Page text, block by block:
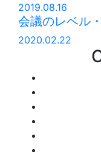
2019.08.16
会議のレベル
2020.02.22